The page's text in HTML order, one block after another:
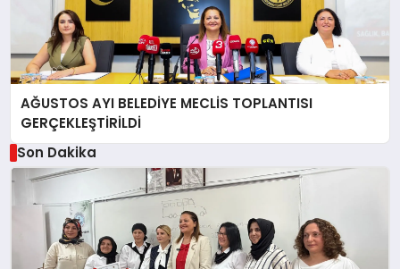
AĞUSTOS AYI BELEDİYE MECLİS TOPLANTISI
GERÇEKLEŞTİRİLDİ
Son Dakika